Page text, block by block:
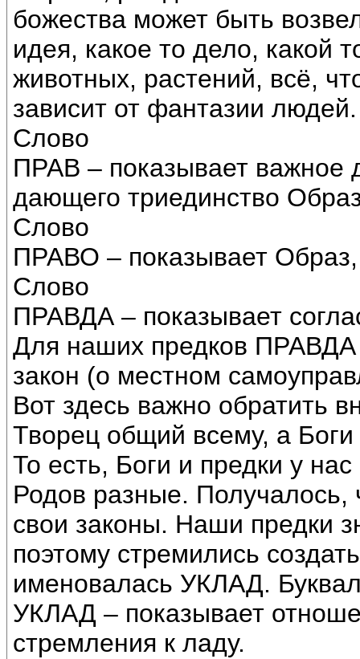
божества может быть
идея, какое то дело, какой
животных, растений, всё,
зависит от фантазии людей.
Слово
ПРАВ – показывает важное
дающего триединство
Слово
ПРАВО – показывает
Слово
ПРАВДА – показывает
Для наших предков ПРАВДА
закон (о местном
Вот здесь важно обратить
Творец общий всему, а
То есть, Боги и предки у
Родов разные. Получалось,
свои законы. Наши предки
поэтому стремились
именовалась УКЛАД.
УКЛАД – показывает
стремления к ладу.